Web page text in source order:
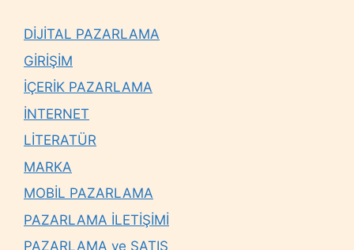
DİJİTAL PAZARLAMA
GİRİŞİM
İÇERİK PAZARLAMA
İNTERNET
LİTERATÜR
MARKA
MOBİL PAZARLAMA
PAZARLAMA İLETİŞİMİ
PAZARLAMA ve SATIŞ